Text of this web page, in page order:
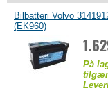
Bilbatteri Volvo
(EK960)
På